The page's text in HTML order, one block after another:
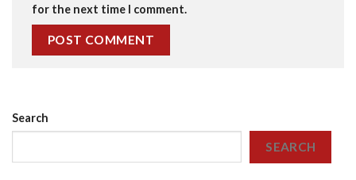
for the next time I comment.
Search
SEARCH